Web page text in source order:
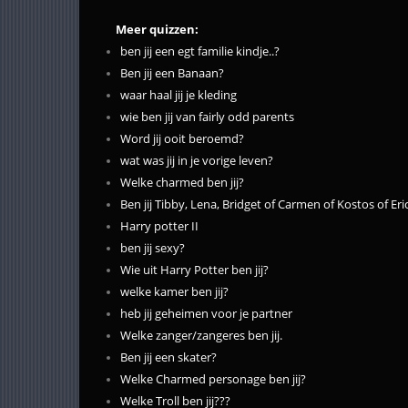
Meer quizzen:
ben jij een egt familie kindje..?
Ben jij een Banaan?
waar haal jij je kleding
wie ben jij van fairly odd parents
Word jij ooit beroemd?
wat was jij in je vorige leven?
Welke charmed ben jij?
Ben jij Tibby, Lena, Bridget of Carmen of Kostos of
Harry potter II
ben jij sexy?
Wie uit Harry Potter ben jij?
welke kamer ben jij?
heb jij geheimen voor je partner
Welke zanger/zangeres ben jij.
Ben jij een skater?
Welke Charmed personage ben jij?
Welke Troll ben jij???